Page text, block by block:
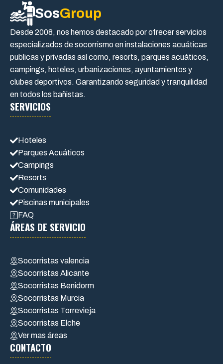
SosGroup
Desde 2008, nos hemos destacado por ofrecer servicios
especializados de socorrismo en instalaciones acuáticas
publicas y privadas así como, resorts, parques acuáticos,
campings, hoteles, urbanizaciones, ayuntamientos y
clubes deportivos. Garantizando seguridad y tranquilidad
en todos los bañistas.
SERVICIOS
Hoteles
Parques Acuáticos
Campings
Resorts
Comunidades
Piscinas municipales
FAQ
ÁREAS DE SERVICIO
Socorristas valencia
Socorristas Alicante
Socorristas Benidorm
Socorristas Murcia
Socorristas Torrevieja
Socorristas Elche
Ver mas áreas
CONTACTO